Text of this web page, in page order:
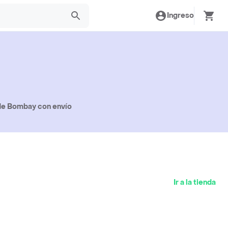
Ingreso
Bombay con envío
Ir a la tienda